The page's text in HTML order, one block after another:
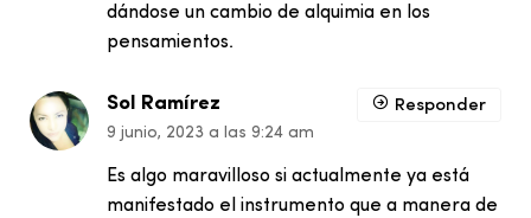
dándose un cambio de alquimia en los
pensamientos.
Sol Ramírez
9 junio, 2023 a las 9:24 am
Es algo maravilloso si actualmente ya está
manifestado el instrumento que a manera de
Responder